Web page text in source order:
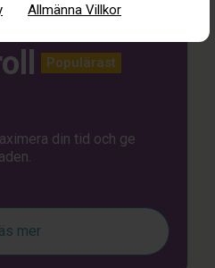
Allmänna Villkor
Populärast
din tid och ge
mer